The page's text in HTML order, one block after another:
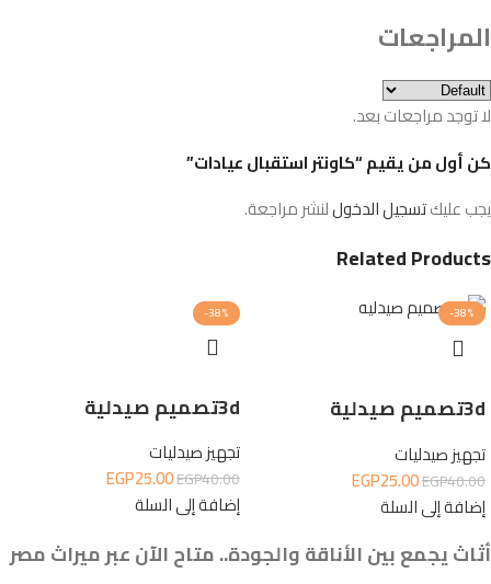
المراجعات
لا توجد مراجعات بعد.
كن أول من يقيم “كاونتر استقبال عيادات”
يجب عليكتسجيل الدخوللنشر مراجعة.
Related Products
-38%
3dتصميم صيدلية
تجهيز صيدليات
EGP40.00
EGP25.00
إضافة إلى السلة
-38%
3dتصميم صيدلية
تجهيز صيدليات
EGP40.00
EGP25.00
إضافة إلى السلة
أثاث يجمع بين الأناقة والجودة.. متاح الآن عبر ميراث مصر